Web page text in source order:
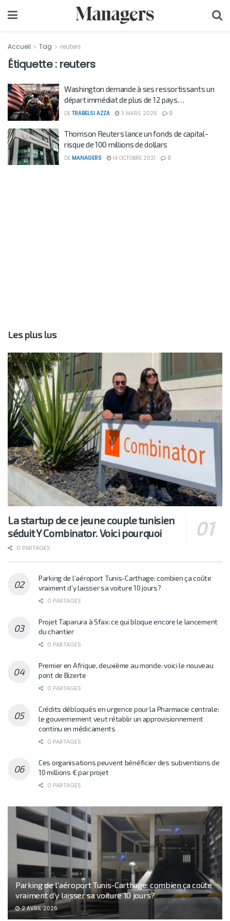
Accueil Tag reuters
Étiquette : reuters
Washington demande à ses ressortissants un
départ immédiat de plus de 12 pays…
DE TRABELSI AZZA 3 MARS 2026 0
Thomson Reuters lance un fonds de capital-
risque de 100 millions de dollars
DE MANAGERS 14 OCTOBRE 2021 0
Les plus lus
La startup de ce jeune couple tunisien
séduit Y Combinator. Voici pourquoi
0 PARTAGES
Parking de l’aéroport Tunis-Carthage: combien ça coûte
vraiment d’y laisser sa voiture 10 jours?
0 PARTAGES
Projet Taparura à Sfax: ce qui bloque encore le lancement
du chantier
0 PARTAGES
Premier en Afrique, deuxième au monde: voici le nouveau
pont de Bizerte
0 PARTAGES
Crédits débloqués en urgence pour la Pharmacie centrale:
le gouvernement veut rétablir un approvisionnement
continu en médicaments
0 PARTAGES
Ces organisations peuvent bénéficier des subventions de
10 millions € par projet
0 PARTAGES
Parking de l’aéroport Tunis-Carthage: combien ça coûte
vraiment d’y laisser sa voiture 10 jours?
2 AVRIL 2026